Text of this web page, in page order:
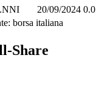
20/09/2024 0.0
borsa italiana
Share